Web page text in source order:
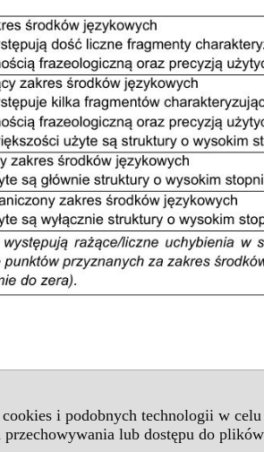
i podobnych technologii w
lub dostępu do